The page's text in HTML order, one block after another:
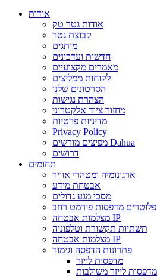
אודות
אודות גטר טק
קבוצת גטר
מותגים
חדשות ועדכונים
מאמרים מקצועיים
לקוחות ממליצים
הסרטונים שלנו
הצהרת נגישות
מחזור ציוד אלקטרוני
מדיניות פרטיות
Privacy Policy
מפיצים מורשים Dahua
דרושים
תחומים
ארגונומיה ומטהרי אוויר
אבטחת מידע
מסכי מגע גדולים
פלוטרים מדפסות פורמט רחב
מצלמות אבטחה IP
תשתיות תקשורת וטלפוניה
מצלמות אבטחה IP
פתרונות הדפסה וגימור
מדפסות לייזר